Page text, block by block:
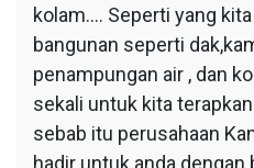
kolam…. Seperti yang
bangunan seperti
penampungan air , dan
sekali untuk kita
sebab itu perusahaan
hadir untuk anda